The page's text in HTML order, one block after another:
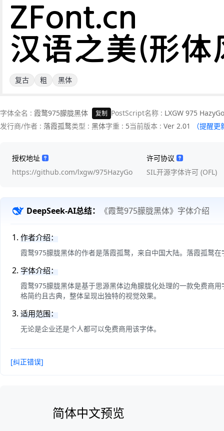
ZFont.cn
汉语之美(形体
复古 粗 黑体
字体全名 : 霞鹜975朦胧黑体 复制 PostScript名称 : LXGW 975
发行商/作者 : 落霞孤鹜类型 : 黑体字重 : 5当前版本 : Ver 2.01 （提醒更
授权地址
https://github.com/lxgw/975HazyGo
许可协议
SIL开源字体许可 (OFL)
DeepSeek-AI总结： 《霞鹜975朦胧黑体》字体介绍
作者介绍：
霞鹜975朦胧黑体的作者是落霞孤鹜，来自中国大陆。落霞孤鹜
字体介绍：
霞鹜975朦胧黑体是基于思源黑体边角朦胧化处理的一款免费商
格简约且古典，整体呈现出独特的视觉效果。
适用范围：
无论是企业还是个人都可以免费商用该字体。
[纠正错误]
简体中文预览